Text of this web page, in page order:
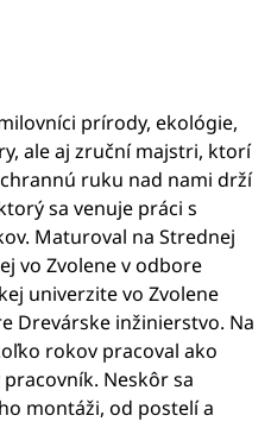
prírody, ekológie,
ale aj zruční majstri, ktorí
ruku nad nami drží
sa venuje práci s
Maturoval na Strednej
vo Zvolene v odbore
univerzite vo Zvolene
Drevárske inžinierstvo. Na
rokov pracoval ako
Neskôr sa
montáži, od postelí a